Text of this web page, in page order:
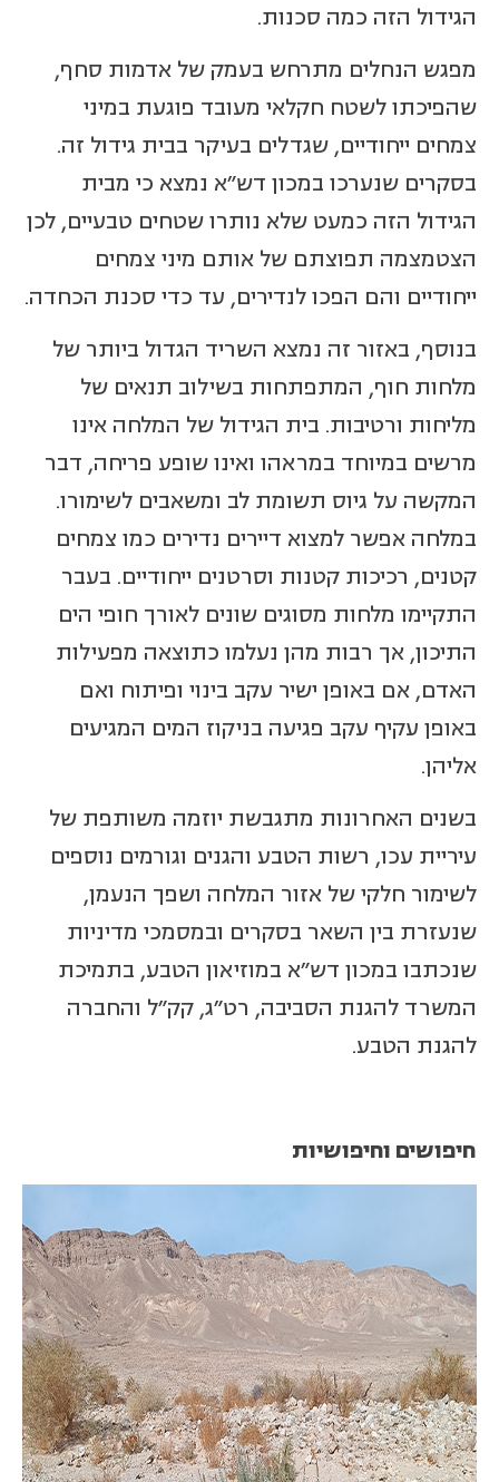
הגידול הזה כמה סכנות.
מפגש הנחלים מתרחש בעמק של אדמות סחף,
שהפיכתו לשטח חקלאי מעובד פוגעת במיני
צמחים ייחודיים, שגדלים בעיקר בבית גידול זה.
בסקרים שנערכו במכון דש"א נמצא כי מבית
הגידול הזה כמעט שלא נותרו שטחים טבעיים, לכן
הצטמצמה תפוצתם של אותם מיני צמחים
ייחודיים והם הפכו לנדירים, עד כדי סכנת הכחדה.
בנוסף, באזור זה נמצא השריד הגדול ביותר של
מלחות חוף, המתפתחות בשילוב תנאים של
מליחות ורטיבות. בית הגידול של המלחה אינו
מרשים במיוחד במראהו ואינו שופע פריחה, דבר
המקשה על גיוס תשומת לב ומשאבים לשימורו.
במלחה אפשר למצוא דיירים נדירים כמו צמחים
קטנים, רכיכות קטנות וסרטנים ייחודיים. בעבר
התקיימו מלחות מסוגים שונים לאורך חופי הים
התיכון, אך רבות מהן נעלמו כתוצאה מפעילות
האדם, אם באופן ישיר עקב בינוי ופיתוח ואם
באופן עקיף עקב פגיעה בניקוז המים המגיעים
אליהן.
בשנים האחרונות מתגבשת יוזמה משותפת של
עיריית עכו, רשות הטבע והגנים וגורמים נוספים
לשימור חלקי של אזור המלחה ושפך הנעמן,
שנעזרת בין השאר בסקרים ובמסמכי מדיניות
שנכתבו במכון דש"א במוזיאון הטבע, בתמיכת
המשרד להגנת הסביבה, רט"ג, קק"ל והחברה
להגנת הטבע.
חיפושים וחיפושיות